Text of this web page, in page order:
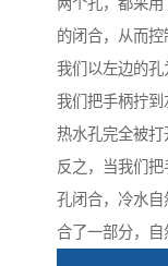
两个孔，都采
的闭合，从而控
我们以左边的
我们把手柄拧
热水孔完全被打
反之，当我们
孔闭合，冷水
合了一部分，自